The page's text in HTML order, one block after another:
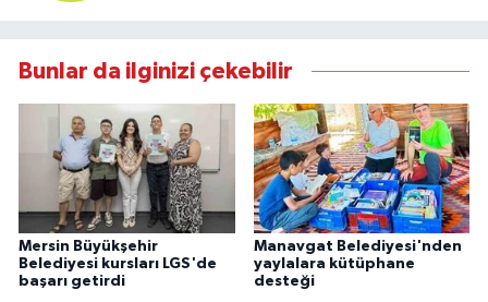
Bunlar da ilginizi çekebilir
Mersin Büyükşehir
Belediyesi kursları LGS'de
başarı getirdi
Manavgat Belediyesi'nden
yaylalara kütüphane
desteği